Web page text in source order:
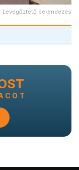
Levegőztető berendezés